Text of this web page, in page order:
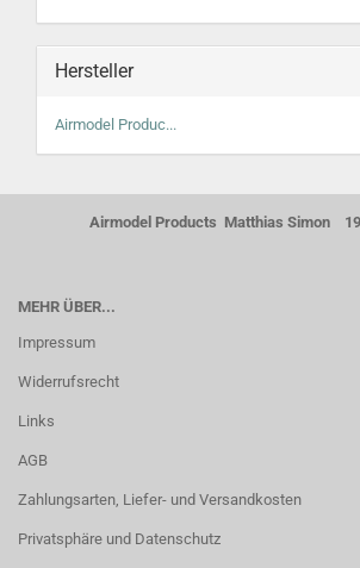
Hersteller
Airmodel Produc...
Airmodel Products Matthias Simon
MEHR ÜBER...
Impressum
Widerrufsrecht
Links
AGB
Zahlungsarten, Liefer- und Versandkosten
Privatsphäre und Datenschutz